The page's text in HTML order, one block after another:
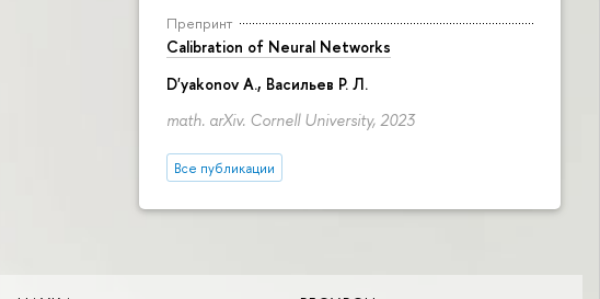
Препринт
Calibration of Neural Networks
D'yakonov A., Васильев Р. Л.
math. arXiv. Cornell University, 2023
Все публикации